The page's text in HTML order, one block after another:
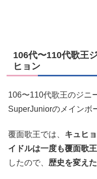
106代〜110代歌王
ヒョン
106〜110代歌王のジニ
SuperJuniorのメインボ
覆面歌王では、 キュヒ
イドルは一度も覆面歌
したので、 歴史を変え